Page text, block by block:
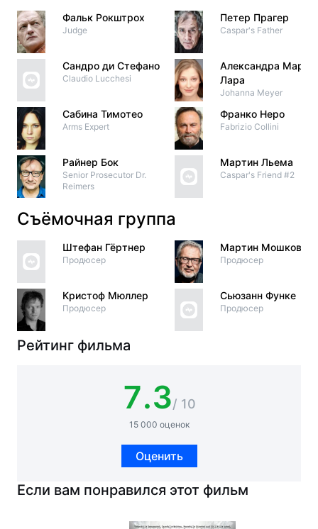
Фальк Рокштрох
Judge
Сандро ди Стефано
Claudio Lucchesi
Сабина Тимотео
Arms Expert
Райнер Бок
Senior Prosecutor Dr.
Reimers
Петер Прагер
Caspar's Father
Александра Мария
Лара
Johanna Meyer
Франко Неро
Fabrizio Collini
Мартин Льема
Caspar's Friend #2
Съёмочная группа
Штефан Гёртнер
Продюсер
Кристоф Мюллер
Продюсер
Мартин Мошкович
Продюсер
Сьюзанн Функе
Продюсер
Рейтинг фильма
7.3/ 10
15 000 оценок
Оценить
Если вам понравился этот фильм